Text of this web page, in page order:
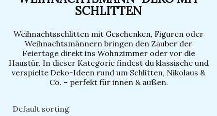
SCHLITTEN
Weihnachtsschlitten mit Geschenken, Figuren oder
Weihnachtsmännern bringen den Zauber der
Feiertage direkt ins Wohnzimmer oder vor die
Haustür. In dieser Kategorie findest du klassische und
verspielte Deko-Ideen rund um Schlitten, Nikolaus &
Co. – perfekt für innen & außen.